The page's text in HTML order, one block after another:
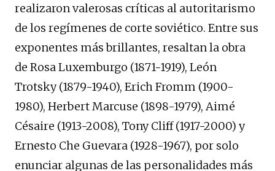
realizaron valerosas críticas al autoritarismo
de los regímenes de corte soviético. Entre sus
exponentes más brillantes, resaltan la obra
de Rosa Luxemburgo (1871-1919), León
Trotsky (1879-1940), Erich Fromm (1900-
1980), Herbert Marcuse (1898-1979), Aimé
Césaire (1913-2008), Tony Cliff (1917-2000) y
Ernesto Che Guevara (1928-1967), por solo
enunciar algunas de las personalidades más